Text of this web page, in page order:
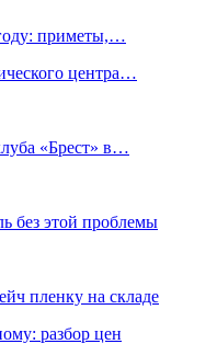
приметы,…
центра…
«Брест» в…
без этой проблемы
пленку на складе
разбор цен